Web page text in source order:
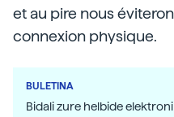
et au pire nous
connexion physique.
BULETINA
Bidali zure helbide